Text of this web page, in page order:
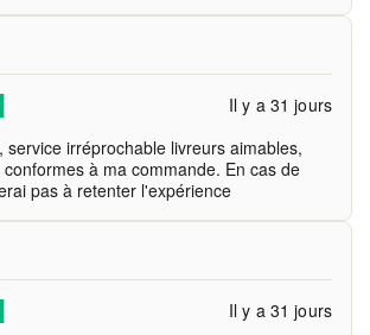
Il y a 31 jours
service irréprochable livreurs aimables,
à ma commande. En cas de
pas à retenter l'expérience
Il y a 31 jours